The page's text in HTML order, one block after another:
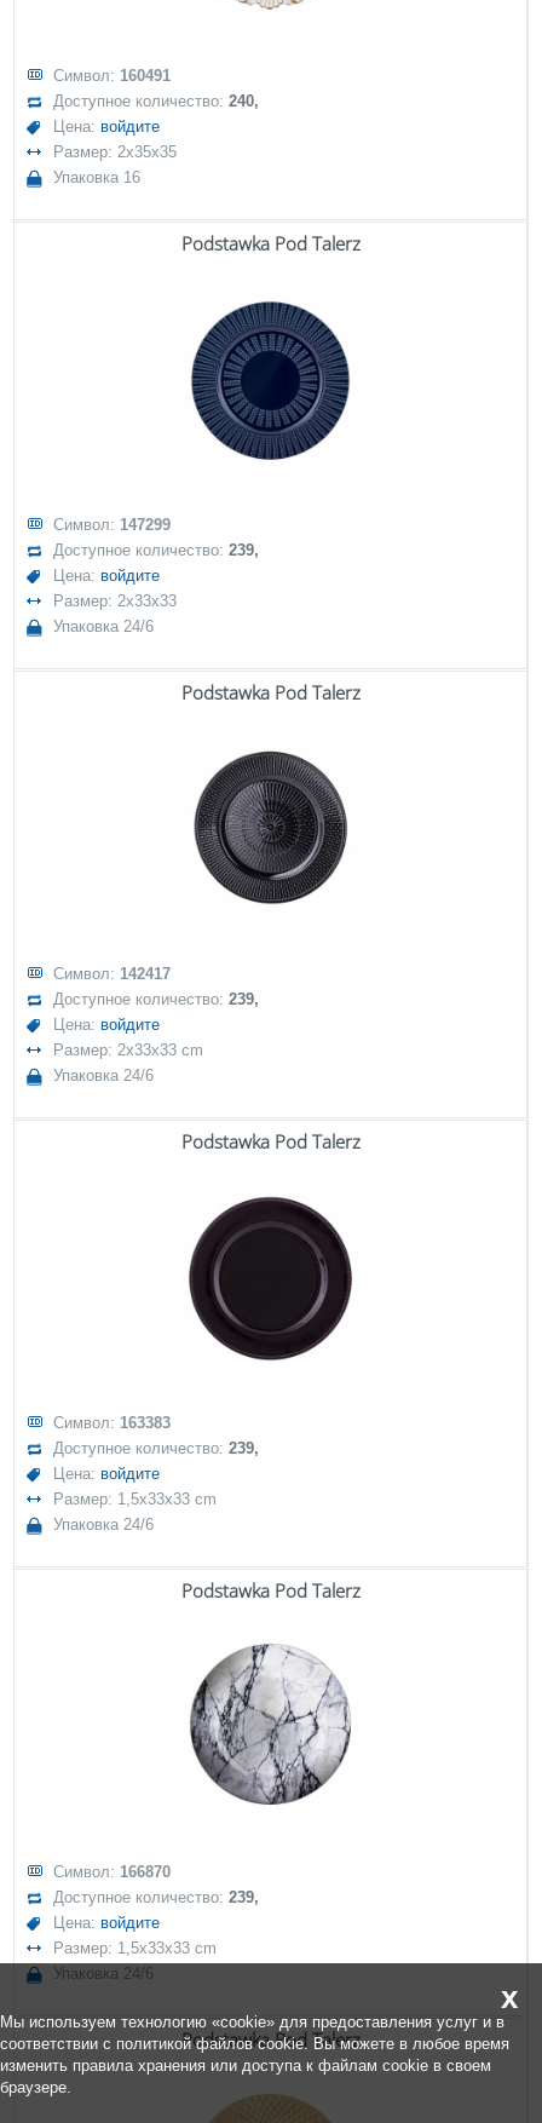
Символ: 160491
Доступное количество:240,
Цена: войдите
Размер: 2x35x35
Упаковка 16
Podstawka Pod Talerz
Символ: 147299
Доступное количество:239,
Цена: войдите
Размер: 2x33x33
Упаковка 24/6
Podstawka Pod Talerz
Символ: 142417
Доступное количество:239,
Цена: войдите
Размер: 2x33x33 cm
Упаковка 24/6
Podstawka Pod Talerz
Символ: 163383
Доступное количество:239,
Цена: войдите
Размер: 1,5x33x33 cm
Упаковка 24/6
Podstawka Pod Talerz
Символ: 166870
Доступное количество:239,
Цена: войдите
Размер: 1,5x33x33 cm
Упаковка 24/6
Podstawka Pod Talerz
x
Мы используем технологию «cookie» для предоставления услуг и в
соответствии с политикой файлов cookie. Вы можете в любое время
изменить правила хранения или доступа к файлам cookie в своем
браузере.